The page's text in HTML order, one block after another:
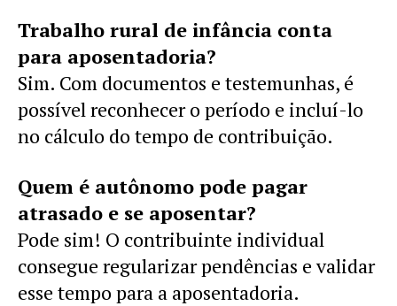
Trabalho rural de infância conta
para aposentadoria?
Sim. Com documentos e testemunhas, é
possível reconhecer o período e incluí-lo
no cálculo do tempo de contribuição.
Quem é autônomo pode pagar
atrasado e se aposentar?
Pode sim! O contribuinte individual
consegue regularizar pendências e validar
esse tempo para a aposentadoria.